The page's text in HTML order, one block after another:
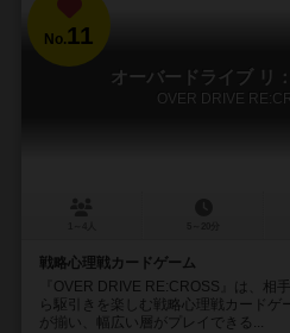
No.11
オーバードライブ リ
OVER DRIVE
戦略心理戦カードゲーム
『OVER DRIVE RE:CROSS』は、相
ら駆引きを楽しむ戦略心理戦カードゲ
が揃い、幅広い層がプレイできる...